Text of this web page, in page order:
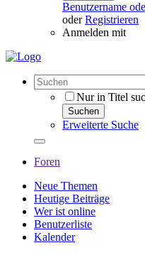
Benutzername
oderRegistrieren
Anmelden mit
Nur in Titel
Suchen
Erweiterte Suche
Foren
Neue Themen
Heutige Beiträge
Wer ist online
Benutzerliste
Kalender